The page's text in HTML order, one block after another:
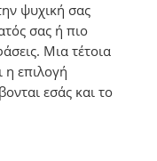
ψυχική σας
σας ή πιο
Μια τέτοια
η επιλογή
εσάς και το